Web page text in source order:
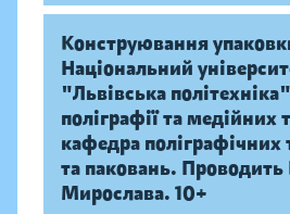
Конструювання
Національний
"Львівська
поліграфії та медійних
кафедра поліграфічних
та паковань.
Мирослава. 10+